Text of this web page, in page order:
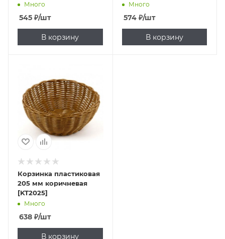
Много
545 ₽/шт
В корзину
Много
574₽/шт
В корзину
Корзинка пластиковая
205 мм коричневая
[KT2025]
Много
638 ₽/шт
В корзину